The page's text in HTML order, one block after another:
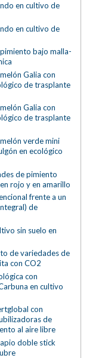
en cultivo de
en cultivo de
bajo malla-
Galia con
de trasplante
Galia con
de trasplante
verde mini
en ecológico
de pimiento
rojo y en amarillo
frente a un
de
sin suelo en
de variedades de
con CO2
con
en cultivo
con
de
al aire libre
doble stick